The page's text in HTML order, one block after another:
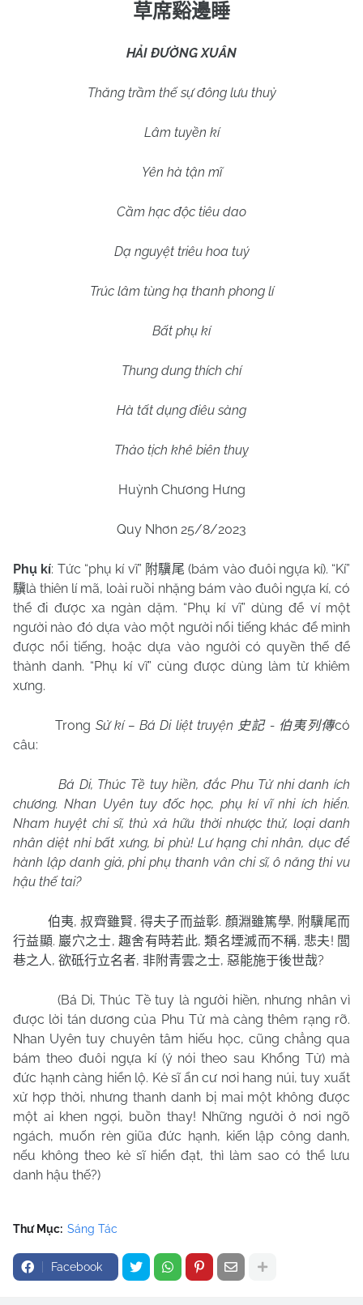
草席谿邊睡
HẢI ĐƯỜNG XUÂN
Thăng trầm thế sự đông lưu thuỷ
Lâm tuyền kí
Yên hà tận mĩ
Cầm hạc độc tiêu dao
Dạ nguyệt triêu hoa tuý
Trúc lâm tùng hạ thanh phong lí
Bất phụ kí
Thung dung thích chí
Hà tất dụng điêu sàng
Thảo tịch khê biên thuỵ
Huỳnh Chương Hưng
Quy Nhơn 25/8/2023
Phụ kí: Tức “phụ kí vĩ” 附驥尾 (bám vào đuôi ngựa kí). “Kí”
驥là thiên lí mã, loài ruồi nhặng bám vào đuôi ngựa kí, có
thể đi được xa ngàn dặm. “Phụ kí vĩ” dùng để ví một
người nào đó dựa vào một người nổi tiếng khác để mình
được nổi tiếng, hoặc dựa vào người có quyền thế để
thành danh. “Phụ kí vĩ” cùng được dùng làm từ khiêm
xưng.
Trong Sử kí – Bá Di liệt truyện 史記- 伯夷列傳có
câu:
Bá Di, Thúc Tề tuy hiền, đắc Phu Tử nhi danh ích
chương. Nhan Uyên tuy đốc học, phụ kí vĩ nhi ích hiển.
Nham huyệt chi sĩ, thủ xả hữu thời nhược thử, loại danh
nhân diệt nhi bất xưng, bi phù! Lư hạng chi nhân, dục để
hành lập danh giả, phi phụ thanh vân chi sĩ, ô năng thi vu
hậu thế tai?
伯夷,叔齊雖賢, 得夫子而益彰. 顏淵雖篤學, 附驥尾而
行益顯. 巖穴之士,趣舍有時若此,類名堙滅而不稱, 悲夫! 閭
巷之人, 欲砥行立名者, 非附青雲之士, 惡能施于後世哉?
(Bá Di, Thúc Tề tuy là người hiền, nhưng nhân vì
được lời tán dương của Phu Tử mà càng thêm rạng rỡ.
Nhan Uyên tuy chuyên tâm hiếu học, cũng chẳng qua
bám theo đuôi ngựa kí (ý nói theo sau Khổng Tử) mà
đức hạnh càng hiển lộ. Kẻ sĩ ẩn cư nơi hang núi, tuy xuất
xử hợp thời, nhưng thanh danh bị mai một không được
một ai khen ngợi, buồn thay! Những người ở nơi ngõ
ngách, muốn rèn giũa đức hạnh, kiến lập công danh,
nếu không theo kẻ sĩ hiển đạt, thì làm sao có thể lưu
danh hậu thế?)
Thư Mục: Sáng Tác
Facebook